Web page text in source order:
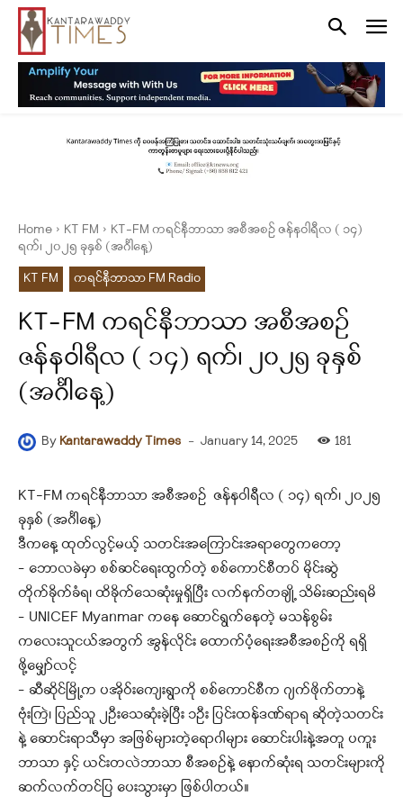
Home KT FM
KT-FM ကရင်နီဘာသာ အစီအစဉ် ဇန်နဝါရီလ ( ၁၄)
ရက်၊ ၂၀၂၅ ခုနှစ် (အင်္ဂါနေ့)
KT FM
ကရင်နီဘာသာ FM Radio
KT-FM ကရင်နီဘာသာ အစီအစဉ်
ဇန်နဝါရီလ ( ၁၄) ရက်၊ ၂၀၂၅ ခုနှစ်
(အင်္ဂါနေ့)
By Kantarawaddy Times - January 14, 2025 181
KT-FM ကရင်နီဘာသာ အစီအစဉ် ဇန်နဝါရီလ ( ၁၄) ရက်၊ ၂၀၂၅
ခုနှစ် (အင်္ဂါနေ့)
ဒီကနေ့ ထုတ်လွင့်မယ့် သတင်းအကြောင်းအရာတွေကတော့
– ဘောလခဲမှာ စစ်ဆင်ရေးထွက်တဲ့ စစ်ကောင်စီတပ် မိုင်းဆွဲ
တိုက်ခိုက်ခံရ၊ ထိခိုက်သေဆုံးမှုရှိပြီး လက်နက်တချို့ သိမ်းဆည်းရမိ
– UNICEF Myanmar ကနေ ဆောင်ရွက်နေတဲ့ မသန်စွမ်း
ကလေးသူငယ်အတွက် အွန်လိုင်း ထောက်ပံ့ရေးအစီအစဥ်ကို ရရှိ
ဖို့‌မျှော်လင့်
– ဆီဆိုင်မြို့က ပအိုဝ်းကျေးရွာကို စစ်ကောင်စီက ဂျက်ဖိုက်တာနဲ့
ဗုံးကြဲ၊ ပြည်သူ ၂ဦးသေဆုံးခဲ့ပြီး ၁ဦး ပြင်းထန်ဒဏ်ရာရ ဆိုတဲ့သတင်း
နဲ့ ဆောင်းရာသီမှာ အဖြစ်များတဲ့ရောဂါများ ဆောင်းပါးနဲ့အတူ ပကူး
ဘာသာ နှင့် ယင်းတလဲဘာသာ စီအစဥ်နဲ့ နောက်ဆုံးရ သတင်းများကို
ဆက်လက်တင်ပြ ပေးသွားမှာ ဖြစ်ပါတယ်။